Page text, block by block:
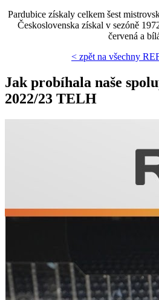
Pardubice získaly celkem šest
Československa získal v sezóně
červená a
< zpět na všechny
Jak probíhala naše
2022/23 TELH